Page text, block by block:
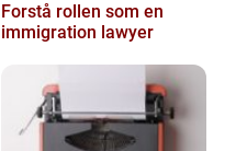
Forstå rollen som en
immigration lawyer